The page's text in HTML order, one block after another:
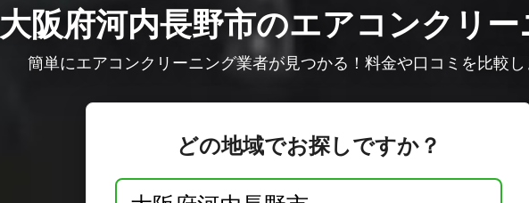
大阪府河内長野市のエアコンクリ
簡単にエアコンクリーニング業者が見つかる！料金や口コミを比較し
どの地域でお探しですか？